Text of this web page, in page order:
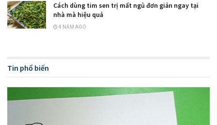
Cách dùng tim sen trị mất ngủ đơn giản ngay tại
nhà mà hiệu quả
4 NĂM AGO
Tin phổ biến